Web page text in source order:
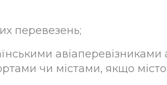
перевезень;
авіаперевізниками
чи містами, якщо місто